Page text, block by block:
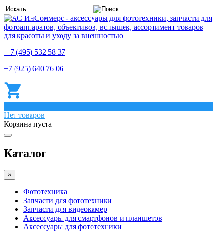
+ 7 (495) 532 58 37
+7 (925) 640 76 06
Нет товаров
Корзина пуста
Каталог
×
Фототехника
Запчасти для фототехники
Запчасти для видеокамер
Аксессуары для смартфонов и планшетов
Аксессуары для фототехники